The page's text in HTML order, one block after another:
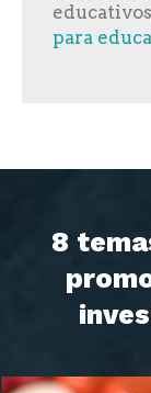
para
8